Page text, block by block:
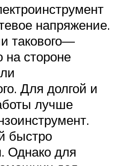
напряжение.
такового—
стороне
Для долгой и
лучше
быстро
Однако для